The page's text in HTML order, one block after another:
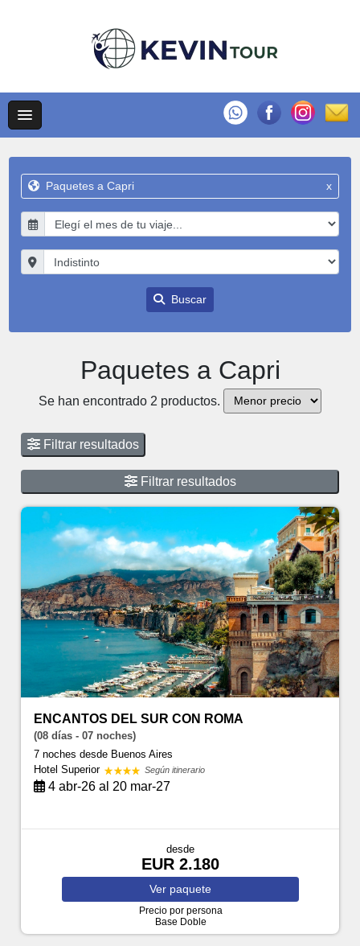
Paquetes a Capri x
Buscar
Paquetes a Capri
Se han encontrado 2 productos.
Filtrar resultados
Filtrar resultados
ENCANTOS DEL SUR CON ROMA
(08 días - 07 noches)
7 nochesdesde Buenos Aires
Hotel Superior
Según itinerario
4 abr-26 al 20 mar-27
desde
EUR 2.180
Ver paquete
Precio por persona
Base Doble